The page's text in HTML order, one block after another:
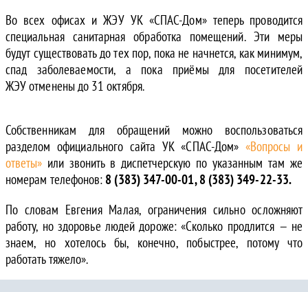
Во всех офисах и ЖЭУ УК «СПАС-Дом» теперь проводится
специальная санитарная обработка помещений. Эти меры
будут существовать до тех пор, пока не начнется, как минимум,
спад заболеваемости, а пока приёмы для посетителей
ЖЭУ отменены до 31 октября.
Собственникам для обращений можно воспользоваться
разделом официального сайта УК «СПАС-Дом» «Вопросы и
ответы» или звонить в диспетчерскую по указанным там же
номерам телефонов: 8 (383) 347-00-01, 8 (383) 349-22-33.
По словам Евгения Малая, ограничения сильно осложняют
работу, но здоровье людей дороже: «Сколько продлится — не
знаем, но хотелось бы, конечно, побыстрее, потому что
работать тяжело».